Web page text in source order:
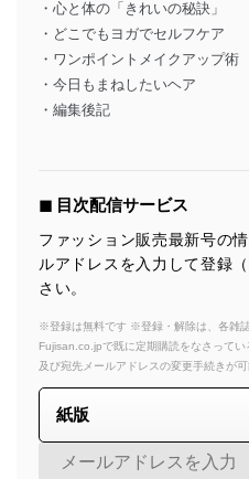
・心と体の「きれいの秘訣」
・どこでもヨガでセルフケア
・ワンポイントメイクアップ術
・今日もまねしたいヘア
・編集後記
◼︎ 目次配信サービス
ファッション販売最新号の
ルアドレスを入力して登録
さい。
※登録は無料です ※登録・解除は、各雑
Fujisan.co.jpで既に定期購読をなさって
及び宛先メールアドレスの変更手続きが可